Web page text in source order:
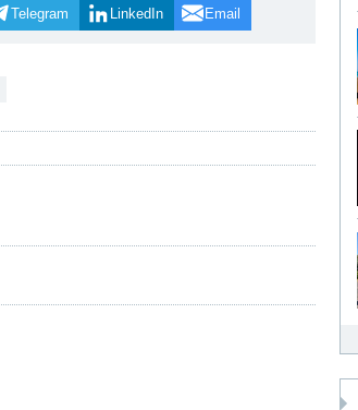
Telegram LinkedIn Email